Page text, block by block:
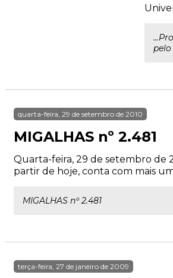
pelo
quarta-feira, 29 de setembro de 2010
MIGALHAS nº 2.481
Quarta-feira, 29 de setembro de
partir de hoje, conta com mais
MIGALHAS nº 2.481
terça-feira, 27 de janeiro de 2009